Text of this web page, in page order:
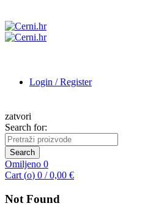
Login / Register
zatvori
Search for:
Search
Omiljeno 0
Cart (o) 0 / 0,00 €
Not Found